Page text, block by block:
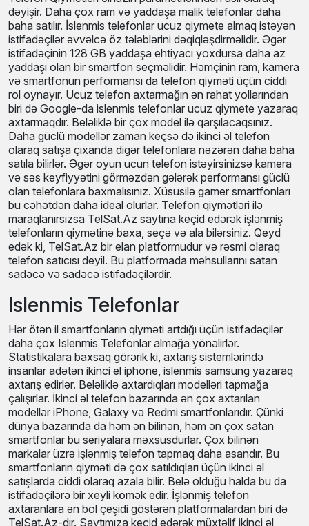
Telefon Qiymetleri cihazın parametrlərindən aslı olaraq
dəyişir. Daha çox ram və yaddaşa malik telefonlar daha
baha satılır. İslenmis telefonlar ucuz qiymete almaq istəyən
istifadəçilər əvvəlcə öz tələblərini dəqiqləşdirməlidir. Əgər
istifadəçinin 128 GB yaddaşa ehtiyacı yoxdursa daha az
yaddaşı olan bir smartfon seçməlidir. Həmçinin ram, kamera
və smartfonun performansı da telefon qiyməti üçün ciddi
rol oynayır. Ucuz telefon axtarmağın ən rahat yollarından
biri də Google-da islenmis telefonlar ucuz qiymete yazaraq
axtarmaqdır. Beləliklə bir çox model ilə qarşılacaqsınız.
Daha güclü modellər zaman keçsə də ikinci əl telefon
olaraq satışa çıxanda digər telefonlara nəzərən daha baha
satıla bilirlər. Əgər oyun ucun telefon istəyirsinizsə kamera
və səs keyfiyyətini görməzdən gələrək performansı güclü
olan telefonlara baxmalısınız. Xüsusilə gamer smartfonları
bu cəhətdən daha ideal olurlar. Telefon qiymətləri ilə
maraqlanırsızsa TelSat.Az saytına keçid edərək işlənmiş
telefonların qiymətinə baxa, seçə və ala bilərsiniz. Qeyd
edək ki, TelSat.Az bir elan platformudur və rəsmi olaraq
telefon satıcısı deyil. Bu platformada məhsullarını satan
sadəcə və sadəcə istifadəçilərdir.
Islenmis Telefonlar
Hər ötən il smartfonların qiyməti artdığı üçün istifadəçilər
daha çox Islenmis Telefonlar almağa yönəlirlər.
Statistikalara baxsaq görərik ki, axtarış sistemlərində
insanlar adətən ikinci el iphone, islenmis samsung yazaraq
axtarış edirlər. Beləliklə axtardıqları modelləri tapmağa
çalışırlar. İkinci əl telefon bazarında ən çox axtarılan
modellər iPhone, Galaxy və Redmi smartfonlarıdır. Çünki
dünya bazarında da həm ən bilinən, həm ən çox satan
smartfonlar bu seriyalara məxsusdurlar. Çox bilinən
markalar üzrə işlənmiş telefon tapmaq daha asandır. Bu
smartfonların qiyməti də çox satıldıqları üçün ikinci əl
satışlarda ciddi olaraq azala bilir. Belə olduğu halda bu da
istifadəçilərə bir xeyli kömək edir. İşlənmiş telefon
axtaranlara ən bol çeşidi göstərən platformalardan biri də